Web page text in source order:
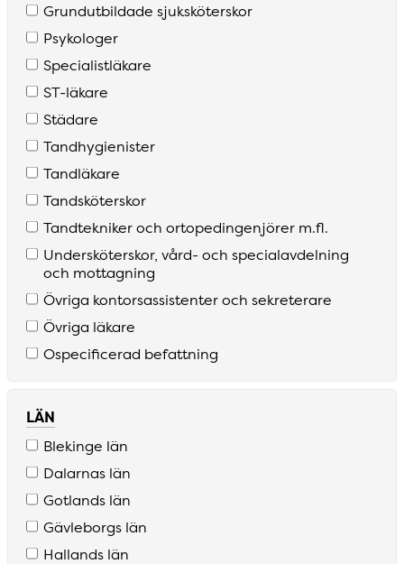
Grundutbildade sjuksköterskor
Psykologer
Specialistläkare
S­T­-läkare
Städare
Tandhygienister
Tandläkare
Tandsköterskor
Tandtekniker och ortopedingenjörer m­.fl­.
Undersköterskor­, vård­- och specialavdelning
och mottagning
Övriga kontorsassistenter och sekreterare
Övriga läkare
Ospecificerad befattning
LÄN
Blekinge län
Dalarnas län
Gotlands län
Gävleborgs län
Hallands län